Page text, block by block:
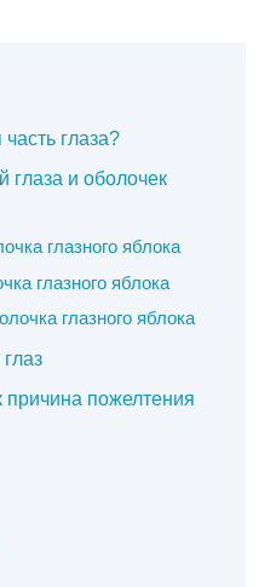
глаза?
глаза и оболочек
глазного яблока
глазного яблока
глазного яблока
причина пожелтения